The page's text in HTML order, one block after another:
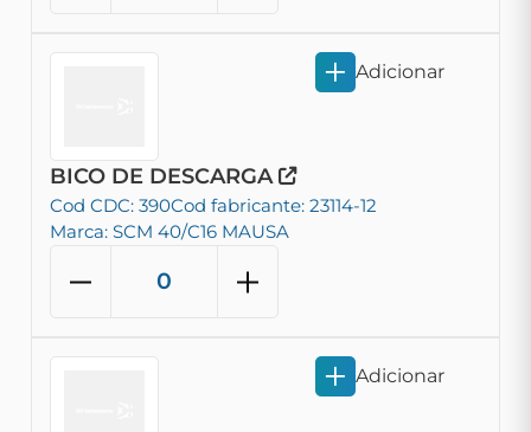
BICO DE DESCARGA
Cod CDC: 390Cod fabricante: 23114-12
Marca: SCM 40/C16 MAUSA
Adicionar
Adicionar